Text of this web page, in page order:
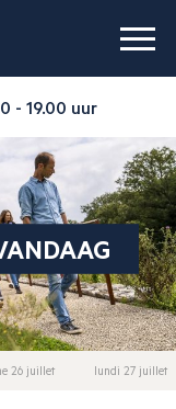
- 19.00 uur
26 juillet lundi 27 juillet